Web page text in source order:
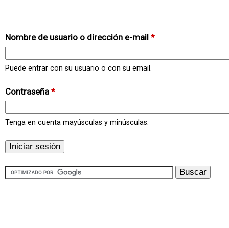
Nombre de usuario o dirección e-mail *
Puede entrar con su usuario o con su email.
Contraseña *
Tenga en cuenta mayúsculas y minúsculas.